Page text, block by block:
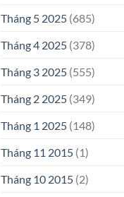
Tháng 5 2025(685)
Tháng 4 2025(378)
Tháng 3 2025(555)
Tháng 2 2025(349)
Tháng 1 2025(148)
Tháng 11 2015(1)
Tháng 10 2015(2)